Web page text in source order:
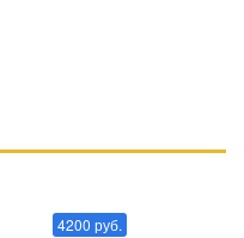
4200 руб.